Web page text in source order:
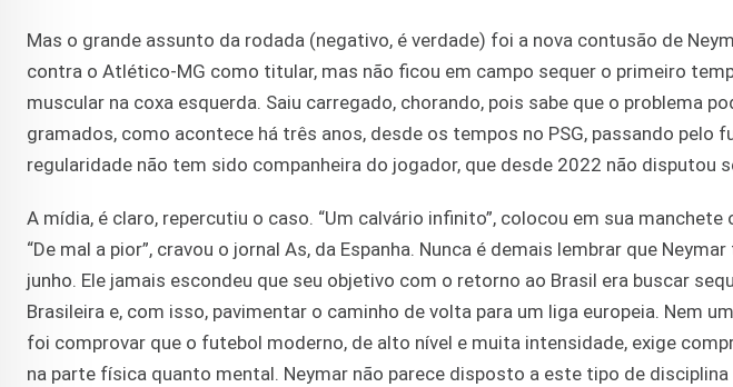
Mas o grande assunto da rodada (negativo, é verdade) foi a nova contusão de
contra o Atlético-MG como titular, mas não ficou em campo sequer o primeiro
muscular na coxa esquerda. Saiu carregado, chorando, pois sabe que o problema
gramados, como acontece há três anos, desde os tempos no PSG, passando pelo
regularidade não tem sido companheira do jogador, que desde 2022 não disputou
A mídia, é claro, repercutiu o caso. “Um calvário infinito”, colocou em sua
“De mal a pior”, cravou o jornal As, da Espanha. Nunca é demais lembrar que
junho. Ele jamais escondeu que seu objetivo com o retorno ao Brasil era buscar
Brasileira e, com isso, pavimentar o caminho de volta para um liga europeia. Nem
foi comprovar que o futebol moderno, de alto nível e muita intensidade, exige
na parte física quanto mental. Neymar não parece disposto a este tipo de